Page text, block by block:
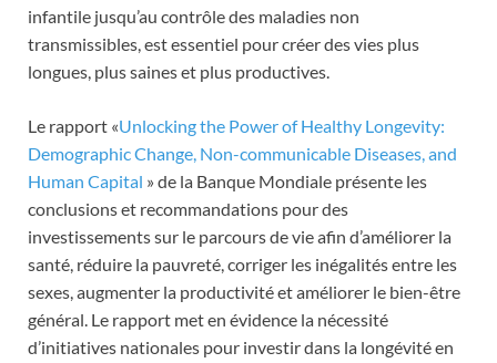
infantile jusqu’au contrôle des maladies non
transmissibles, est essentiel pour créer des vies plus
longues, plus saines et plus productives.
Le rapport «Unlocking the Power of Healthy Longevity:
Demographic Change, Non-communicable Diseases, and
Human Capital » de la Banque Mondiale présente les
conclusions et recommandations pour des
investissements sur le parcours de vie afin d’améliorer la
santé, réduire la pauvreté, corriger les inégalités entre les
sexes, augmenter la productivité et améliorer le bien-être
général. Le rapport met en évidence la nécessité
d’initiatives nationales pour investir dans la longévité en